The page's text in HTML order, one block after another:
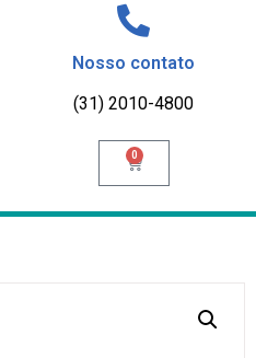
Nosso contato
(31) 2010-4800
0